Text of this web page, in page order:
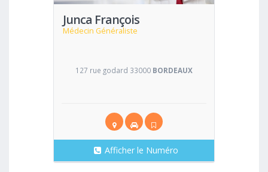
Junca François
Médecin Généraliste
127 rue godard 33000 BORDEAUX
Afficher le Numéro